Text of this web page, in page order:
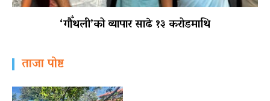
‘गौँथली’को व्यापार साढे १३ करोडमाथि
ताजा पोष्ट